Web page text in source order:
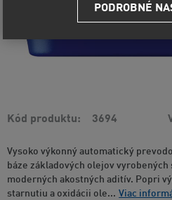
Kód produktu 3694
Vysoko výkonný automatický
báze základových olejov
moderných akostných aditív. Popri
starnutiu a oxidácii ole... Viac
PODROBNÉ